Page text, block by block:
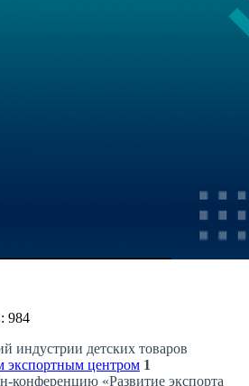
984
индустрии детских товаров
экспортным центром 1
конференцию «Развитие экспорта